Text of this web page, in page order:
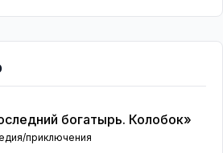
богатырь. Колобок»
приключения